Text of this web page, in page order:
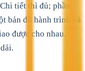
tiết thì đủ; phần
bản đồ hành trình và
được cho nhau,